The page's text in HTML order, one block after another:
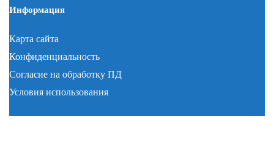
Информация
Карта сайта
Конфиденциальность
Согласие на обработку ПД
Условия использования